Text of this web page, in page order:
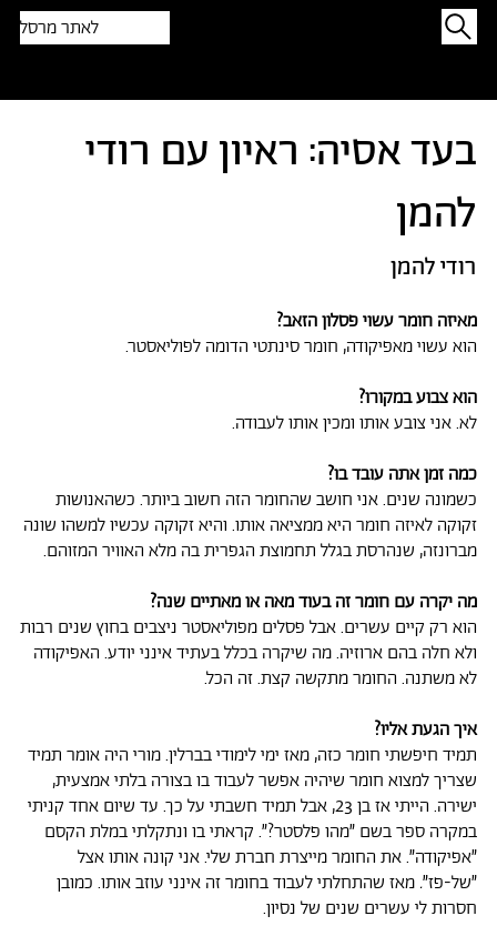
לאתר מרסל
מאיזה חומר עשוי פסלון הזאב?
הוא עשוי מאפיקודה, חומר סינתטי הדומה לפוליאסטר.
הוא צבוע במקורו?
לא. אני צובע אותו ומכין אותו לעבודה.
כמה זמן אתה עובד בו?
כשמונה שנים. אני חושב שהחומר הזה חשוב ביותר. כשהאנושות
זקוקה לאיזה חומר היא ממציאה אותו. והיא זקוקה עכשיולמשהו שונה
מברונזה, שנהרסת בגלל תחמוצת הגפרית בה מלא האוויר המזוהם.
מה יקרה עם חומר זה בעוד מאה או מאתיים שנה?
הוא רק קיים עשרים. אבל פסלים מפוליאסטר ניצבים בחוץ שנים רבות
ולא חלה בהם ארוזיה. מה שיקרה בכלל בעתיד אינני יודע. האפיקודה
לא משתנה. החומר מתקשה קצת. זה הכל.
איך הגעת אליו?
תמיד חיפשתי חומר כזה, מאז ימי לימודי בברלין. מורי היה אומר תמיד
שצריך למצוא חומר שיהיה אפשר לעבוד בו בצורה בלתי אמצעית,
ישירה. הייתי אז בן 23, אבל תמיד חשבתי על כך. עד שיום אחד קניתי
במקרה ספר בשם ״מהו פלסטר?״. קראתי בו ונתקלתי במלת הקסם
״אפיקודה״. את החומר מייצרת חברת שלי. אני קונה אותו אצל
״של-פז״. מאז שהתחלתי לעבוד בחומר זה אינני עוזב אותו. כמובן
חסרות לי עשרים שנים של נסיון.
בעד אסיה: ראיון עם רודי
להמן
רודי להמן